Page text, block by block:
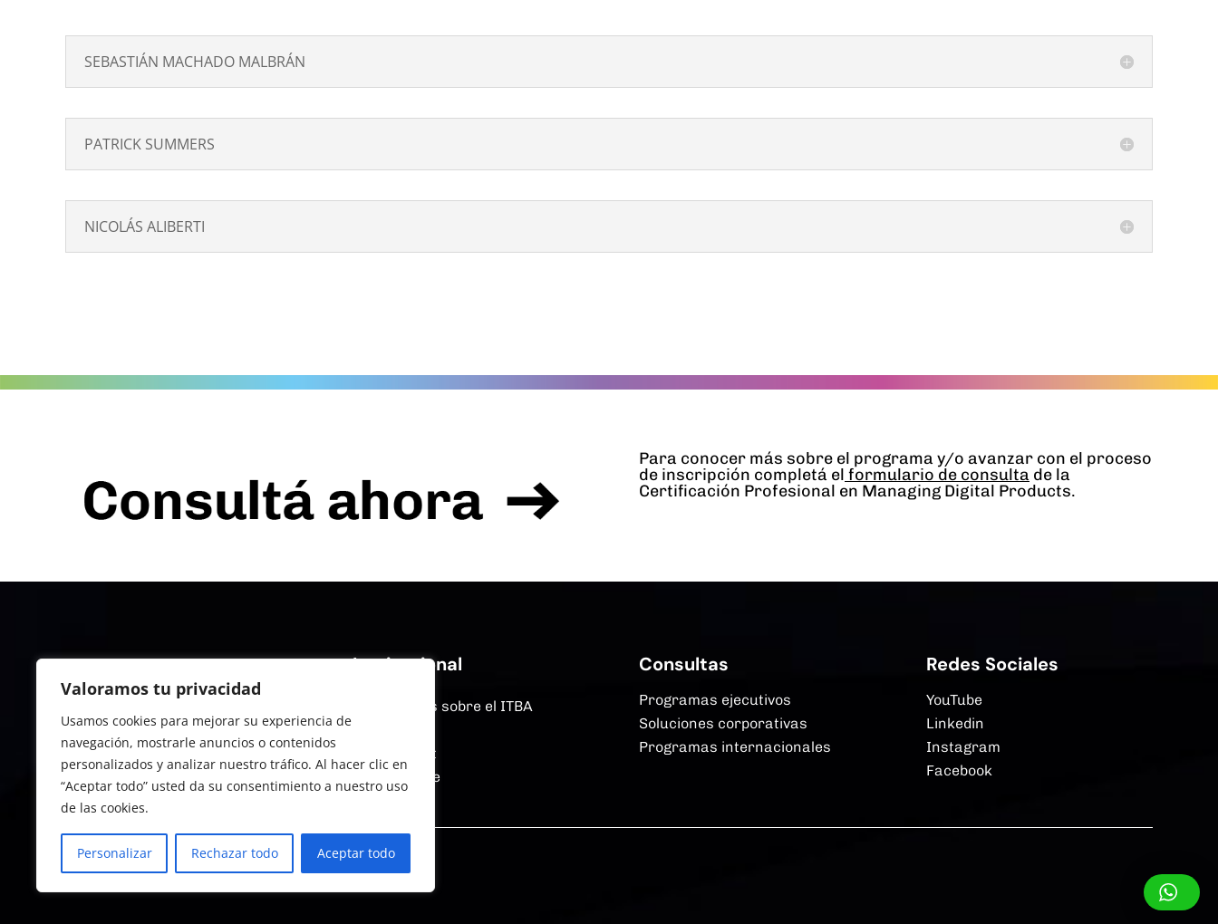
Valoramos tu privacidad
Usamos cookies para mejorar su experiencia de
navegación, mostrarle anuncios o contenidos
personalizados y analizar nuestro tráfico. Al hacer clic en
“Aceptar todo” usted da su consentimiento a nuestro uso
de las cookies.
Personalizar Rechazar todo Aceptar todo
SEBASTIÁN MACHADO MALBRÁN
PATRICK SUMMERS
NICOLÁS ALIBERTI
Para conocer más sobre el programa y/o avanzar con el proceso
de inscripción completá el formulario de consulta de la
Certificación Profesional en Managing Digital Products.
Institucional
Conocé más sobre el ITBA
What’s Next
E-commerce
Consultas
Programas ejecutivos
Soluciones corporativas
Programas internacionales
Redes Sociales
YouTube
Linkedin
Instagram
Facebook
©2026. ITBA Educación Ejecutiva